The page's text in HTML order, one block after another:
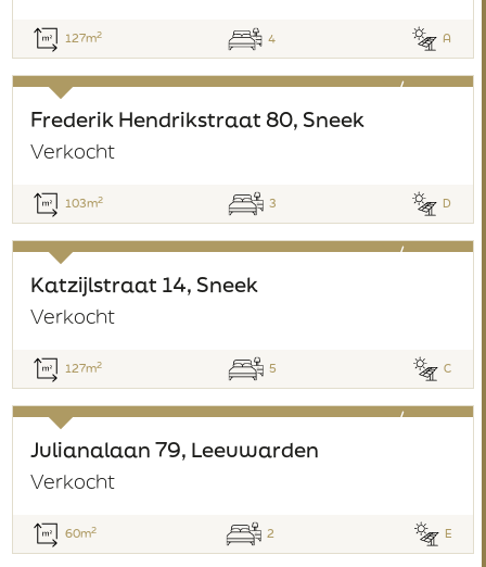
127m2 4 A
verkocht
Frederik Hendrikstraat 80, Sneek
Verkocht
103m2 3 D
verkocht
Katzijlstraat 14, Sneek
Verkocht
127m2 5 C
verkocht
Julianalaan 79, Leeuwarden
Verkocht
60m2 2 E